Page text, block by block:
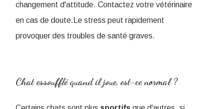
changement d'attitude. Contactez votre vétérinaire
en cas de doute.Le stress peut rapidement
provoquer des troubles de santé graves.
Chat essoufflé quand il joue, est-ce normal ?